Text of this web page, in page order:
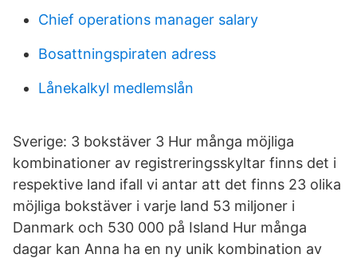
Chief operations manager salary
Bosattningspiraten adress
Lånekalkyl medlemslån
Sverige: 3 bokstäver 3 Hur många möjliga
kombinationer av registreringsskyltar finns det i
respektive land ifall vi antar att det finns 23 olika
möjliga bokstäver i varje land 53 miljoner i
Danmark och 530 000 på Island Hur många
dagar kan Anna ha en ny unik kombination av